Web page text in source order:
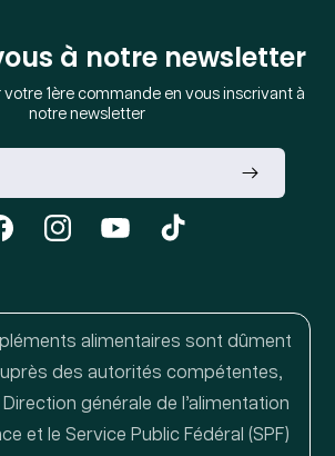
à notre newsletter
votre 1ère commande en vous inscrivant à
notre newsletter
InstagramYouTube TikTok
alimentaires sont dûment
des autorités compétentes,
générale de l’alimentation
et le Service Public Fédéral (SPF)